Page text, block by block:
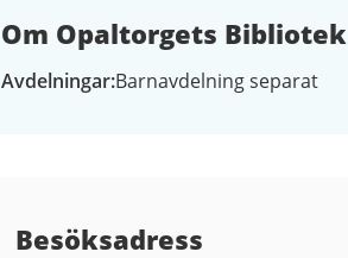
Om Opaltorgets Bibliotek
Avdelningar Barnavdelning separat
Besöksadress